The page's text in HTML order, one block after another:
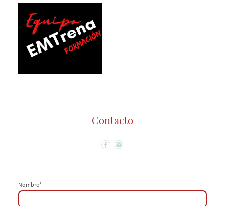
Contacto
Nombre*